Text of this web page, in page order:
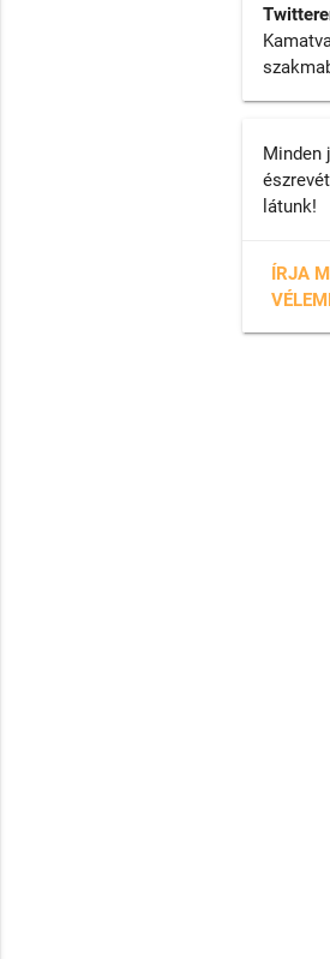
Minden
látunk!
ÍRJA